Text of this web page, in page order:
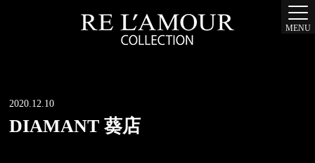
MENU
2020.12.10
DIAMANT 葵店